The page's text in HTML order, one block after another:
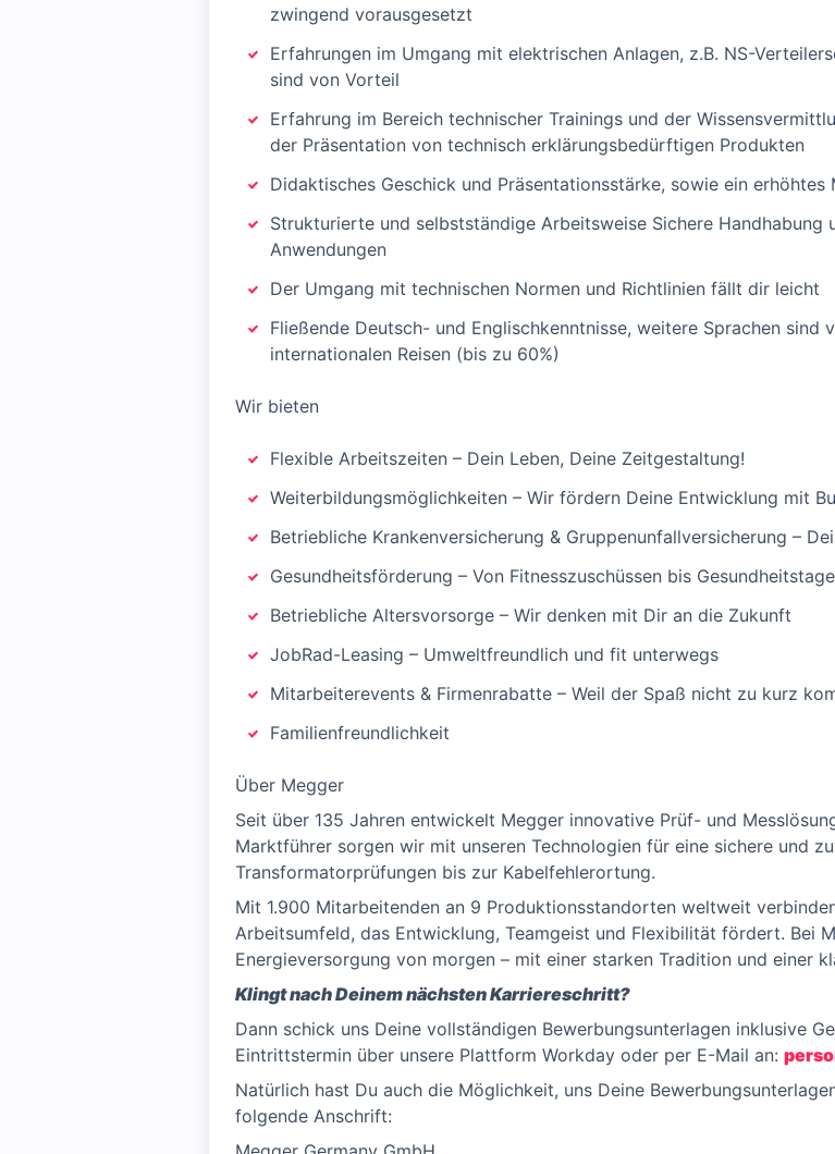
zwingend vorausgesetzt
Erfahrungen im Umgang mit elektrischen Anlagen, z.B. NS-
sind von Vorteil
Erfahrung im Bereich technischer Trainings und der
der Präsentation von technisch erklärungsbedürftigen Produkten
Didaktisches Geschick und Präsentationsstärke, sowie ein
Strukturierte und selbstständige Arbeitsweise Sichere
Anwendungen
Der Umgang mit technischen Normen und Richtlinien fällt dir leicht
Fließende Deutsch- und Englischkenntnisse, weitere Sprachen
internationalen Reisen (bis zu 60%)
Wir bieten
Flexible Arbeitszeiten – Dein Leben, Deine Zeitgestaltung!
Weiterbildungsmöglichkeiten – Wir fördern Deine Entwicklung mit
Betriebliche Krankenversicherung & Gruppenunfallversicherung –
Gesundheitsförderung – Von Fitnesszuschüssen bis
Betriebliche Altersvorsorge – Wir denken mit Dir an die Zukunft
JobRad-Leasing – Umweltfreundlich und fit unterwegs
Mitarbeiterevents & Firmenrabatte – Weil der Spaß nicht zu kurz
Familienfreundlichkeit
Über Megger
Seit über 135 Jahren entwickelt Megger innovative Prüf- und
Marktführer sorgen wir mit unseren Technologien für eine sichere und
Transformatorprüfungen bis zur Kabelfehlerortung.
Mit 1.900 Mitarbeitenden an 9 Produktionsstandorten weltweit
Arbeitsumfeld, das Entwicklung, Teamgeist und Flexibilität fördert. Bei
Energieversorgung von morgen – mit einer starken Tradition und einer
Klingt nach Deinem nächsten Karriereschritt?
Dann schick uns Deine vollständigen Bewerbungsunterlagen inklusive
Eintrittstermin über unsere Plattform Workday oder per E-Mail an:
Natürlich hast Du auch die Möglichkeit, uns Deine
folgende Anschrift: